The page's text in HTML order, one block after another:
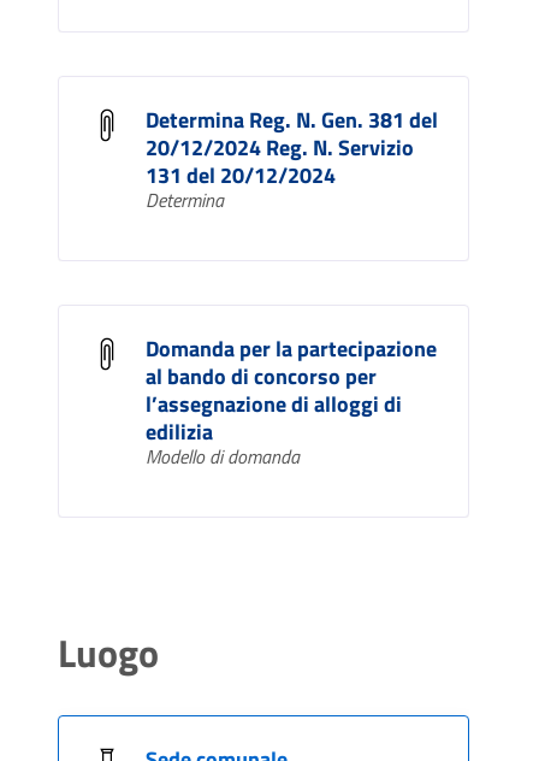
Determina Reg. N. Gen. 381 del
20/12/2024 Reg. N. Servizio
131 del 20/12/2024
Determina
Domanda per la partecipazione
al bando di concorso per
l’assegnazione di alloggi di
edilizia
Modello di domanda
Luogo